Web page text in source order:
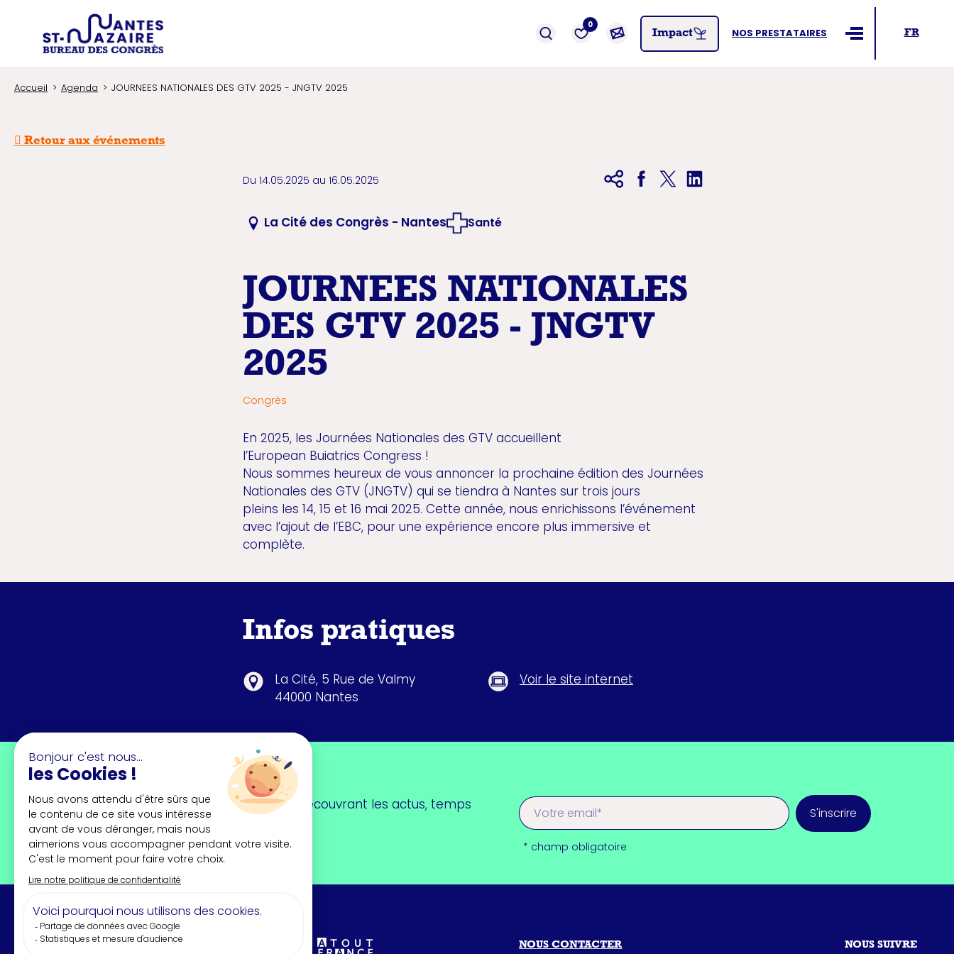
0
Impact
NOS PRESTATAIRES Ouvrir le menu
FR
Accueil Agenda JOURNEES NATIONALES DES GTV 2025 - JNGTV 2025
Retour aux événements
Du 14.05.2025 au 16.05.2025
La Cité des Congrès - Nantes Santé
JOURNEES NATIONALES
DES GTV 2025 - JNGTV
2025
Congrès
En 2025, les Journées Nationales des GTV accueillent
l’European Buiatrics Congress !
Nous sommes heureux de vous annoncer la prochaine édition des Journées
Nationales des GTV (JNGTV) qui se tiendra à Nantes sur trois jours
pleins les 14, 15 et 16 mai 2025. Cette année, nous enrichissons l’événement
avec l’ajout de l’EBC, pour une expérience encore plus immersive et
complète.
Infos pratiques
La Cité, 5 Rue de Valmy
44000 Nantes
Voir le site internet
Newsletter
Trouvez l'inspiration chaque mois en découvrant les actus, temps
forts, portraits, interviews...
S'inscrire
* champ obligatoire
À PROPOS NOUS CONTACTER NOUS SUIVRE